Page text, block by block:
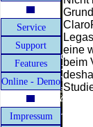
eine
beim
Service
Support
Features
Online - Demo
Impressum
Die in
Firmen.
technische
letzte
Computer